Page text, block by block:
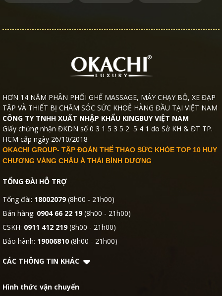
HƠN 14 NĂM PHÂN PHỐI GHẾ MASSAGE, MÁY CHẠY BỘ, XE ĐẠP
TẬP VÀ THIẾT BỊ CHĂM SÓC SỨC KHOẺ HÀNG ĐẦU TẠI VIỆT NAM
CÔNG TY TNHH XUẤT NHẬP KHẨU KINGBUY VIỆT NAM
Giấy chứng nhận ĐKDN số 0 3 1 5 3 5 2 5 4 1 do Sở KH & ĐT TP.
HCM cấp ngày 26/10/2018
OKACHI GROUP- TẬP ĐOÀN THỂ THAO SỨC KHỎE TOP 10 HUY
CHƯƠNG VÀNG CHÂU Á THÁI BÌNH DƯƠNG
TỔNG ĐÀI HỖ TRỢ
Tổng đài: 18002079(8h00 - 21h00)
Bán hàng: 0904 66 22 19(8h00 - 21h00)
CSKH: 0911 412 219(8h00 - 21h00)
Bảo hành: 19006810 (8h00 - 21h00)
CÁC THÔNG TIN KHÁC
Hình thức vận chuyển